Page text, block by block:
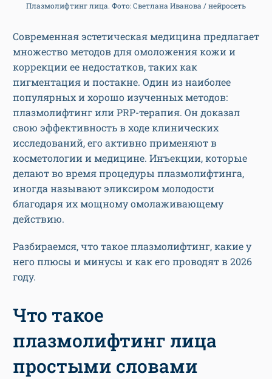
Плазмолифтинг лица. Фото: Светлана Иванова / нейросеть
Современная эстетическая медицина предлагает
множество методов для омоложения кожи и
коррекции ее недостатков, таких как
пигментация и постакне. Один из наиболее
популярных и хорошо изученных методов:
плазмолифтинг или PRP-терапия. Он доказал
свою эффективность в ходе клинических
исследований, его активно применяют в
косметологии и медицине. Инъекции, которые
делают во время процедуры плазмолифтинга,
иногда называют эликсиром молодости
благодаря их мощному омолаживающему
действию.
Разбираемся, что такое плазмолифтинг, какие у
него плюсы и минусы и как его проводят в 2026
году.
Что такое
плазмолифтинг лица
простыми словами